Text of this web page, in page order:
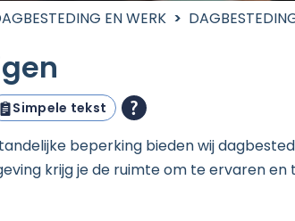
EN WERK
Simpele tekst
beperking bieden wij
krijg je de ruimte om te ervaren en